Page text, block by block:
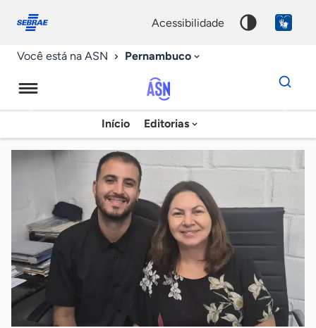
conosco
acessibilidade
Você está na ASN Pernambuco
Agência
Sebrae
de
Notícias
Início Editorias
Dados
para
chave